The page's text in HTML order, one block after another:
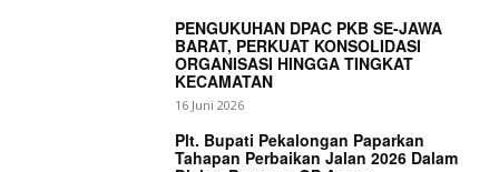
PENGUKUHAN DPAC PKB SE-JAWA
BARAT, PERKUAT KONSOLIDASI
ORGANISASI HINGGA TINGKAT
KECAMATAN
16 Juni 2026
Plt. Bupati Pekalongan Paparkan
Tahapan Perbaikan Jalan 2026 Dalam